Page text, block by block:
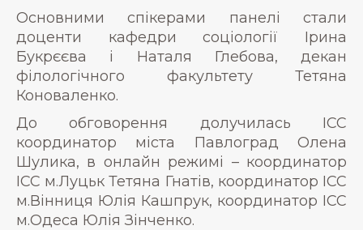
Основними спікерами панелі стали
доценти кафедри соціології Ірина
Букрєєва і Наталя Глебова, декан
філологічного факультету Тетяна
Коноваленко.
До обговорення долучилась ІСС
координатор міста Павлоград Олена
Шулика, в онлайн режимі – координатор
ІСС м.Луцьк Тетяна Гнатів, координатор ІСС
м.Вінниця Юлія Кашпрук, координатор ІСС
м.Одеса Юлія Зінченко.